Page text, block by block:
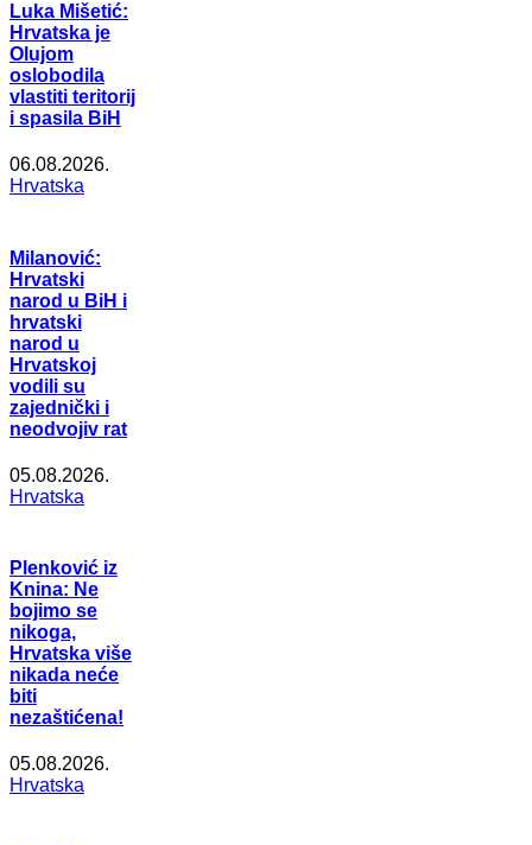
Luka Mišetić:
Hrvatska je
Olujom
oslobodila
vlastiti teritorij
i spasila BiH
06.08.2026.
Hrvatska
Milanović:
Hrvatski
narod u BiH i
hrvatski
narod u
Hrvatskoj
vodili su
zajednički i
neodvojiv rat
05.08.2026.
Hrvatska
Plenković iz
Knina: Ne
bojimo se
nikoga,
Hrvatska više
nikada neće
biti
nezaštićena!
05.08.2026.
Hrvatska